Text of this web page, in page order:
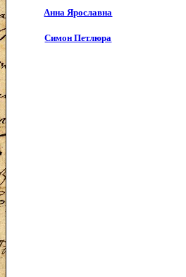
Анна Ярославна
Симон Петлюра